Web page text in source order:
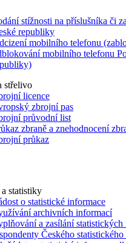
stížnosti na příslušníka či
republiky
mobilního telefonu
mobilního telefonu
střelivo
licence
zbrojní pas
průvodní list
zbraně a znehodnocení
průkaz
statistiky
o statistické informace
archivních informací
a zasílání
Českého statistického